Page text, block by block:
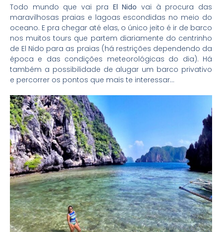
Todo mundo que vai pra El Nido vai à procura das
maravilhosas praias e lagoas escondidas no meio do
oceano. E pra chegar até elas, o único jeito é ir de barco
nos muitos tours que partem diariamente do centrinho
de El Nido para as praias (há restrições dependendo da
época e das condições meteorológicas do dia). Há
também a possibilidade de alugar um barco privativo
e percorrer os pontos que mais te interessar…